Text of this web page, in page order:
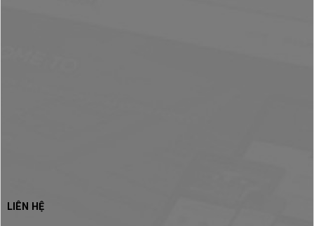
LIÊN HỆ